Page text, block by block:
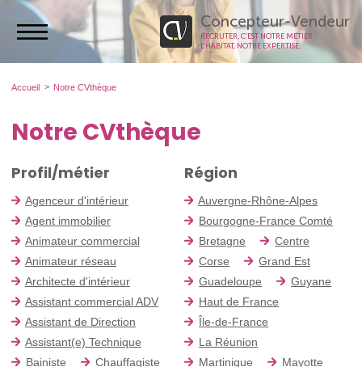
Concepteur-Vendeur
RECRUTER, C’EST NOTRE MÉTIER.
L’HABITAT, NOTRE EXPERTISE.
Accueil Notre CVthèque
Notre CVthèque
Profil/métier
Agenceur d'intérieur
Agent immobilier
Animateur commercial
Animateur réseau
Architecte d'intérieur
Assistant commercial ADV
Assistant de Direction
Assistant(e) Technique
Bainiste
Chauffagiste
Région
Auvergne-Rhône-Alpes
Bourgogne-France Comté
Bretagne
Centre
Corse
Grand Est
Guadeloupe
Guyane
Haut de France
Île-de-France
La Réunion
Martinique
Mayotte